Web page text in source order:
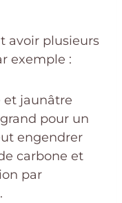
avoir plusieurs
exemple :
et jaunâtre
pour un
engendrer
carbone et
par